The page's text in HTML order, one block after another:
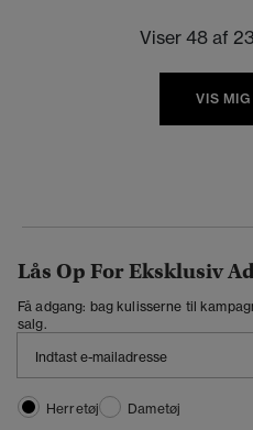
Viser 48 af
VIS
Lås Op For Eksklusiv
Få adgang: bag kulisserne til
salg.
Herretøj
Dametøj